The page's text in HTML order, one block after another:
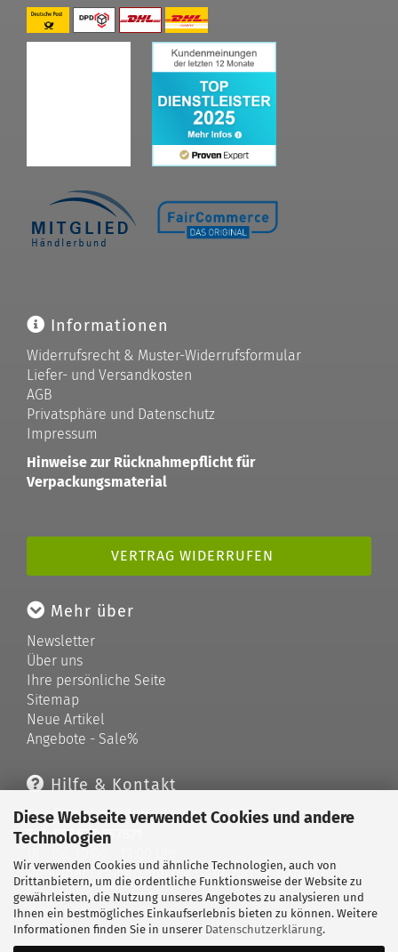
Diese Webseite verwendet Cookies und andere
Technologien
Wir verwenden Cookies und ähnliche Technologien, auch von
Drittanbietern, um die ordentliche Funktionsweise der Website zu
gewährleisten, die Nutzung unseres Angebotes zu analysieren und
Ihnen ein bestmögliches Einkaufserlebnis bieten zu können. Weitere
Informationen finden Sie in unserer Datenschutzerklärung.
Informationen
Widerrufsrecht & Muster-Widerrufsformular
Liefer- und Versandkosten
AGB
Privatsphäre und Datenschutz
Impressum
Hinweise zur Rücknahmepflicht für
Verpackungsmaterial
VERTRAG WIDERRUFEN
Mehr über
Newsletter
Über uns
Ihre persönliche Seite
Sitemap
Neue Artikel
Angebote - Sale%
Hilfe & Kontakt
Telefonische Unterstützung und Beratung unter:
Tel: 033679 757871
Geprüfter Online Shop mit Geld-zurück-Garantie.
Merkzettel
Kontaktformular